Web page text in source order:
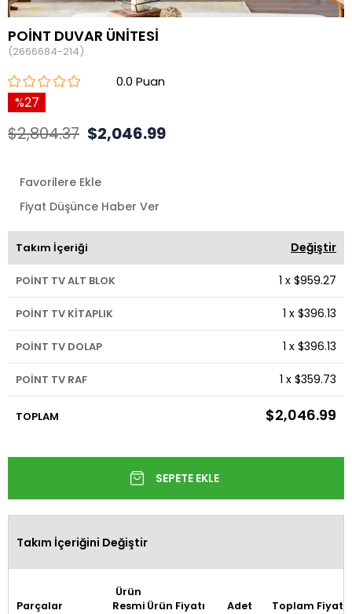
POİNT DUVAR ÜNİTESİ
(2666684-214)
0.0
27
$2,804.37 $2,046.99
Favorilere Ekle
Fiyat Düşünce Haber Ver
Takım İçeriği Değiştir
POİNT TV ALT BLOK 1 x $959.27
POİNT TV KİTAPLIK 1 x $396.13
POİNT TV DOLAP 1 x $396.13
POİNT TV RAF 1 x $359.73
TOPLAM $2,046.99
Takım İçeriğini Değiştir
Parçalar
Ürün
Resmi Ürün Fiyatı Adet Toplam Fiyat